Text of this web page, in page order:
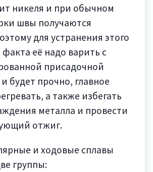
никеля и при обычном
швы получаются
для устранения этого
факта её надо варить с
присадочной
будет прочно, главное
а также избегать
металла и провести
отжиг.
и ходовые сплавы
группы: